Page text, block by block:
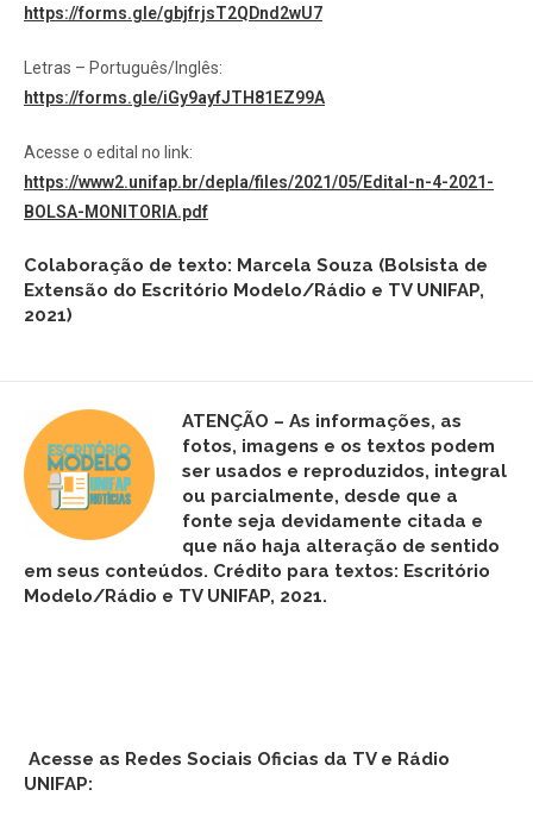
https://forms.gle/gbjfrjsT2QDnd2wU7
Letras – Português/Inglês:
https://forms.gle/iGy9ayfJTH81EZ99A
Acesse o edital no link:
https://www2.unifap.br/depla/files/2021/05/Edital-n-4-2021-
BOLSA-MONITORIA.pdf
Colaboração de texto: Marcela Souza (Bolsista de
Extensão do Escritório Modelo/Rádio e TV UNIFAP,
2021)
ATENÇÃO – As informações, as
fotos, imagens e os textos podem
ser usados e reproduzidos, integral
ou parcialmente, desde que a
fonte seja devidamente citada e
que não haja alteração de sentido
em seus conteúdos. Crédito para textos: Escritório
Modelo/Rádio e TV UNIFAP, 2021.
Acesse as Redes Sociais Oficias da TV e Rádio
UNIFAP: